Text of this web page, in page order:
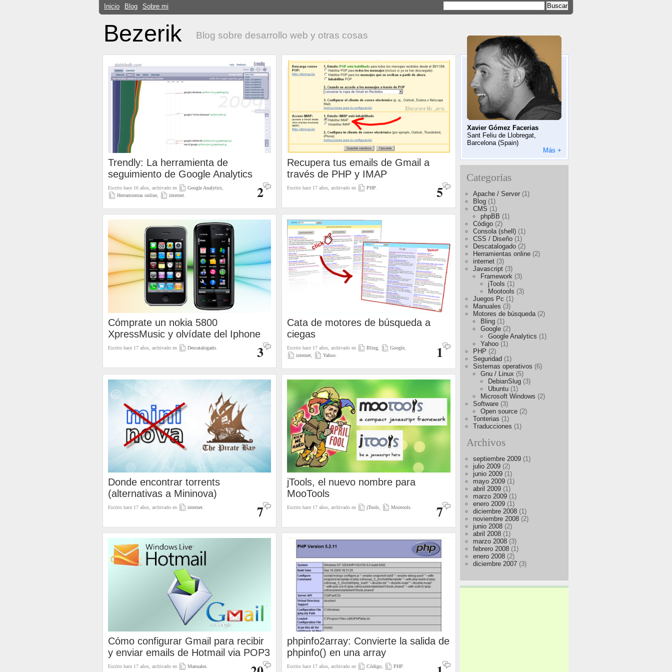
Bezerik Blog sobre desarrollo web y otras cosas
Inicio Blog Sobre mi
Trendly: La herramienta de
seguimiento de Google Analytics
2
Escrito hace 16 años, archivado en Google Analytics,
Herramientas online, internet.
Recupera tus emails de Gmail a
través de PHP y IMAP
5
Escrito hace 17 años, archivado en PHP.
Cómprate un nokia 5800
XpressMusic y olvídate del Iphone
3
Escrito hace 17 años, archivado en Descatalogado
Cata de motores de búsqueda a
ciegas
1
Escrito hace 17 años, archivado en Bling Google
internet
Yahoo
Donde encontrar torrents
(alternativas a Mininova)
7
Escrito hace 17 años, archivado en internet.
jTools, el nuevo nombre para
MooTools
7
Escrito hace 17 años, archivado en jTools, Mootools.
Cómo configurar Gmail para recibir
y enviar emails de Hotmail via POP3
Escrito hace 17 años, archivado en Manuales
phpinfo2array: Convierte la salida de
phpinfo() en una array
Escrito hace 17 años, archivado en Código PHP
Xavier Gómez Facerias
Sant Feliu de Llobregat,
Barcelona (Spain)
Más +
Categorías
Apache / Server (1)
Blog (1)
CMS (1)
phpBB (1)
Código (2)
Consola (shell) (1)
CSS / Diseño (1)
Descatalogado (2)
Herramientas online (2)
internet (3)
Javascript (3)
Framework (3)
jTools (1)
Mootools (3)
Juegos Pc (1)
Manuales (3)
Motores de búsqueda(2)
Bling (1)
Google (2)
Google Analytics (1)
Yahoo (1)
PHP (2)
Seguridad (1)
Sistemas operativos (6)
Gnu / Linux (5)
DebianSlug (3)
Ubuntu (1)
Microsoft Windows (2)
Software (3)
Open source (2)
Tonterias (1)
Traducciones (1)
Archivos
septiembre 2009 (1)
julio 2009 (2)
junio 2009 (1)
mayo 2009 (1)
abril 2009 (1)
marzo 2009 (1)
enero 2009 (1)
diciembre 2008 (1)
noviembre 2008 (2)
junio 2008 (2)
abril 2008 (1)
marzo 2008 (3)
febrero 2008 (1)
enero 2008 (2)
diciembre 2007 (3)